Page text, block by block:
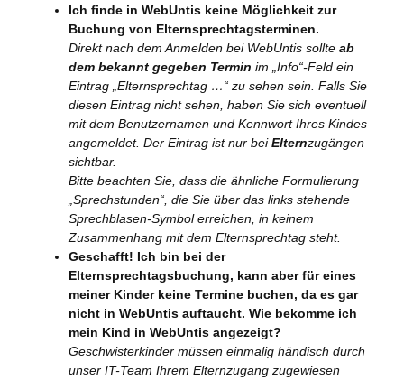
Ich finde in WebUntis keine Möglichkeit zur
Buchung von Elternsprechtagsterminen.
Direkt nach dem Anmelden bei WebUntis sollte ab
dem bekannt gegeben Termin im „Info“-Feld ein
Eintrag „Elternsprechtag …“ zu sehen sein. Falls Sie
diesen Eintrag nicht sehen, haben Sie sich eventuell
mit dem Benutzernamen und Kennwort Ihres Kindes
angemeldet. Der Eintrag ist nur beiElternzugängen
sichtbar.
Bitte beachten Sie, dass die ähnliche Formulierung
„Sprechstunden“, die Sie über das links stehende
Sprechblasen-Symbol erreichen, in keinem
Zusammenhang mit dem Elternsprechtag steht.
Geschafft! Ich bin bei der
Elternsprechtagsbuchung, kann aber für eines
meiner Kinder keine Termine buchen, da es gar
nicht in WebUntis auftaucht. Wie bekomme ich
mein Kind in WebUntis angezeigt?
Geschwisterkinder müssen einmalig händisch durch
unser IT-Team Ihrem Elternzugang zugewiesen